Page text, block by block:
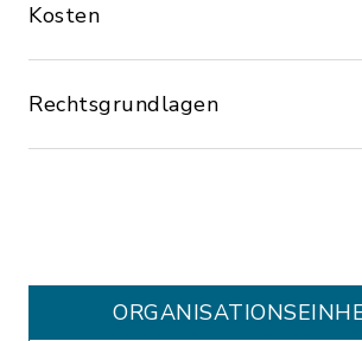
Kosten
Rechtsgrundlagen